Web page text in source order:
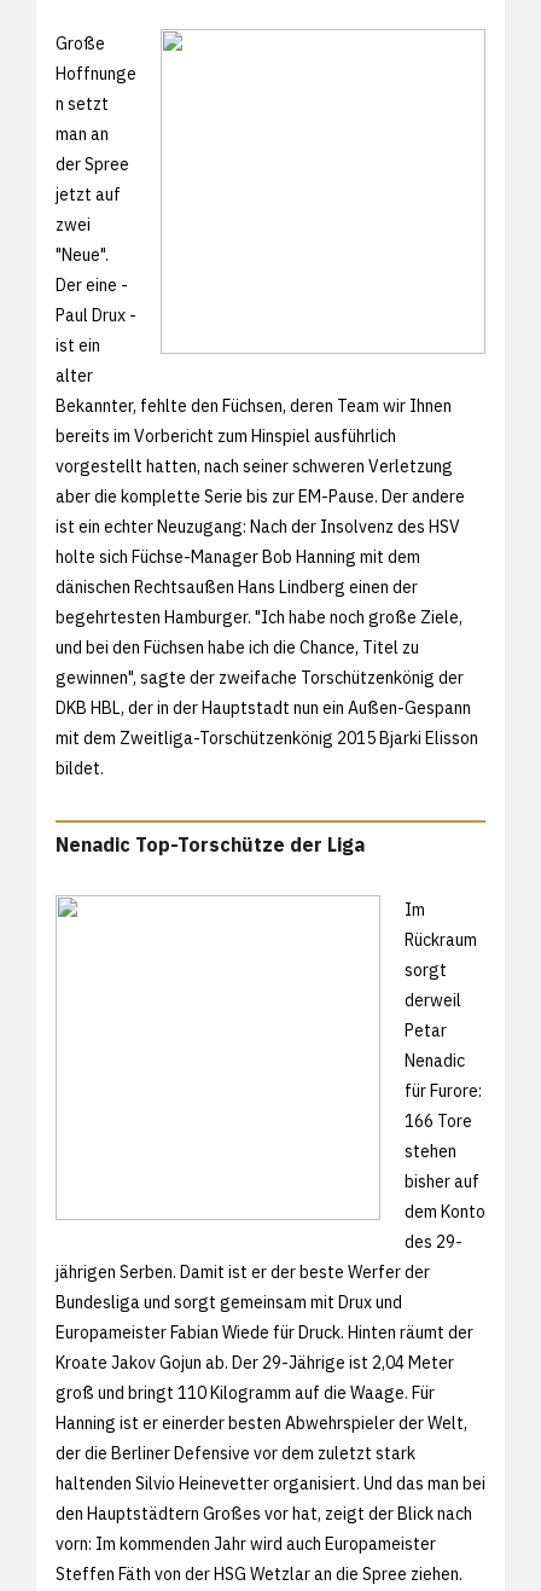
Große
Hoffnunge
n setzt
man an
der Spree
jetzt auf
zwei
"Neue".
Der eine -
Paul Drux -
ist ein
alter
Bekannter, fehlte den Füchsen, deren Team wir Ihnen
bereits im Vorbericht zum Hinspiel ausführlich
vorgestellt hatten, nach seiner schweren Verletzung
aber die komplette Serie bis zur EM-Pause. Der andere
ist ein echter Neuzugang: Nach der Insolvenz des HSV
holte sich Füchse-Manager Bob Hanning mit dem
dänischen Rechtsaußen Hans Lindberg einen der
begehrtesten Hamburger. "Ich habe noch große Ziele,
und bei den Füchsen habe ich die Chance, Titel zu
gewinnen", sagte der zweifache Torschützenkönig der
DKB HBL, der in der Hauptstadt nun ein Außen-Gespann
mit dem Zweitliga-Torschützenkönig 2015 Bjarki Elisson
bildet.
Nenadic Top-Torschütze der Liga
Im
Rückraum
sorgt
derweil
Petar
Nenadic
für Furore:
166 Tore
stehen
bisher auf
dem Konto
des 29-
jährigen Serben. Damit ist er der beste Werfer der
Bundesliga und sorgt gemeinsam mit Drux und
Europameister Fabian Wiede für Druck. Hinten räumt der
Kroate Jakov Gojun ab. Der 29-Jährige ist 2,04 Meter
groß und bringt 110 Kilogramm auf die Waage. Für
Hanning ist er einerder besten Abwehrspieler der Welt,
der die Berliner Defensive vor dem zuletzt stark
haltenden Silvio Heinevetter organisiert. Und das man bei
den Hauptstädtern Großes vor hat, zeigt der Blick nach
vorn: Im kommenden Jahr wird auch Europameister
Steffen Fäth von der HSG Wetzlar an die Spree ziehen.